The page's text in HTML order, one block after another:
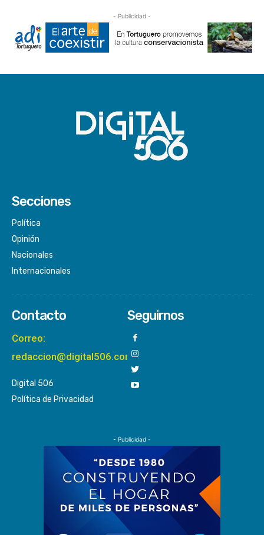
- Publicidad -
Secciones
Política
Opinión
Nacionales
Internacionales
Contacto
Correo:
redaccion@digital506.com
Digital 506
Política de Privacidad
Seguirnos
- Publicidad -